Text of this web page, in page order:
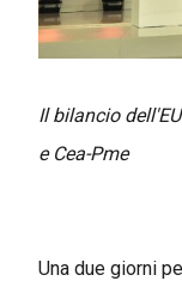
Il bilancio
e Cea-Pme
Una due giorni